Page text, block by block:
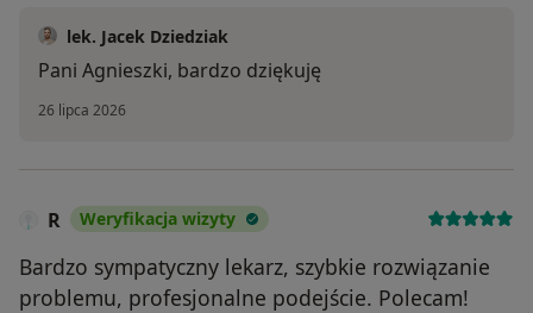
lek. Jacek Dziedziak
Pani Agnieszki, bardzo dziękuję
26 lipca 2026
R Weryfikacja wizyty
Bardzo sympatyczny lekarz, szybkie rozwiązanie
problemu, profesjonalne podejście. Polecam!